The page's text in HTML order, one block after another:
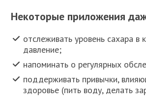
Некоторые приложения
отслеживать уровень сахара в
давление;
напоминать о регулярных
поддерживать привычки,
здоровье (пить воду, делать